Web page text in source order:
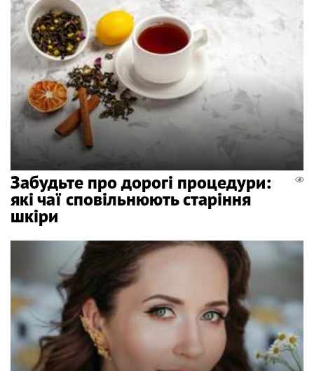
Забудьте про дорогі процедури:
які чаї сповільнюють старіння
шкіри